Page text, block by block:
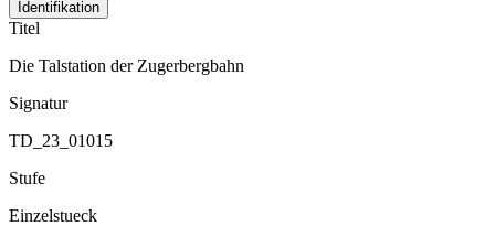
Identifikation
Titel
Die Talstation der Zugerbergbahn
Signatur
TD_23_01015
Stufe
Einzelstueck